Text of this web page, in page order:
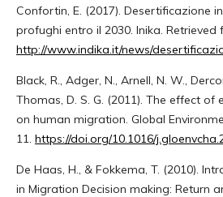
Confortin, E. (2017). Desertificazione
profughi entro il 2030. Inika. Retrieved
http://www.indika.it/news/
Black, R., Adger, N., Arnell, N. W.,
Thomas, D. S. G. (2011). The effect of
on human migration. Global
11. https://doi.org/10.1016/
De Haas, H., & Fokkema, T. (2010).
in Migration Decision making: Return